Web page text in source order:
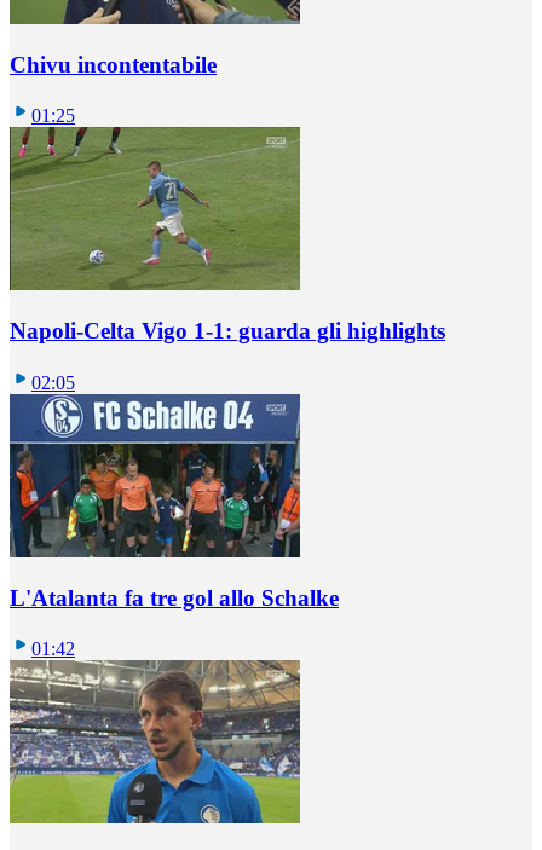
Chivu incontentabile
01:25
Napoli-Celta Vigo 1-1: guarda gli highlights
02:05
L'Atalanta fa tre gol allo Schalke
01:42